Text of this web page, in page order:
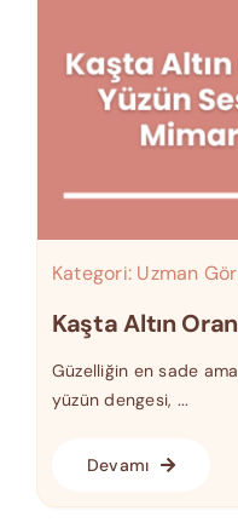
Kategori: Uzman
Kaşta Altın
Güzelliğin en sade
yüzün dengesi, ...
Devamı